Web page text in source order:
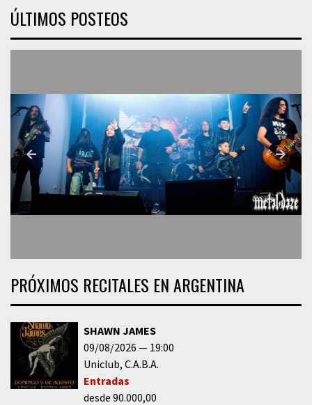
ÚLTIMOS POSTEOS
PRÓXIMOS RECITALES EN ARGENTINA
SHAWN JAMES
09/08/2026
19:00
Uniclub C.A.B.A.
Entradas
desde 90.000,00